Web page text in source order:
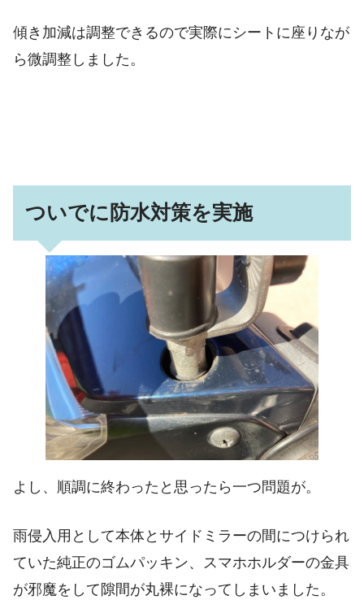
傾き加減は調整できるので実際にシートに座りなが
ら微調整しました。
ついでに防水対策を実施
よし、順調に終わったと思ったら一つ問題が。
雨侵入用として本体とサイドミラーの間につけられ
ていた純正のゴムパッキン、スマホホルダーの金具
が邪魔をして隙間が丸裸になってしまいました。